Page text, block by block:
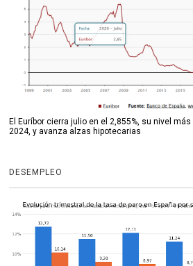
El Euríbor cierra julio en el 2,855%, su nivel
2024, y avanza alzas hipotecarias
DESEMPLEO